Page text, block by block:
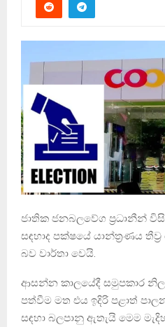
ජාතික ජනබලවේග ප්‍රධානීන්
සඳහාද පක්ෂයේ යාන්ත්‍රණය
බව වාර්තා වෙයි.
ආසන්න කාලයේදී සමුපකාර
පත්වීම මත එය ඉදිරි පළාත්
සඳහා බලපානු ඇතැයි මෙම